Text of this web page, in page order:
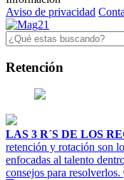
Aviso de privacidad
Retención
LAS 3 R´S DE LOS
retención y rotación son
enfocadas al talento
consejos para resolverlos.